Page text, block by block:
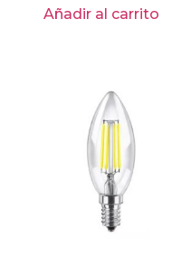
Añadir al carrito